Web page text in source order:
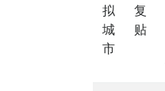
拟
城
市
复
贴